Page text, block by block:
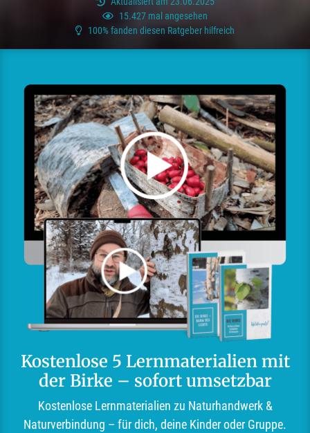
15.427 mal angesehen
100% fanden diesen Ratgeber hilfreich
Kostenlose 5 Lernmaterialien mit
der Birke – sofort umsetzbar
Kostenlose Lernmaterialien zu Naturhandwerk &
Naturverbindung – für dich, deine Kinder oder Gruppe.